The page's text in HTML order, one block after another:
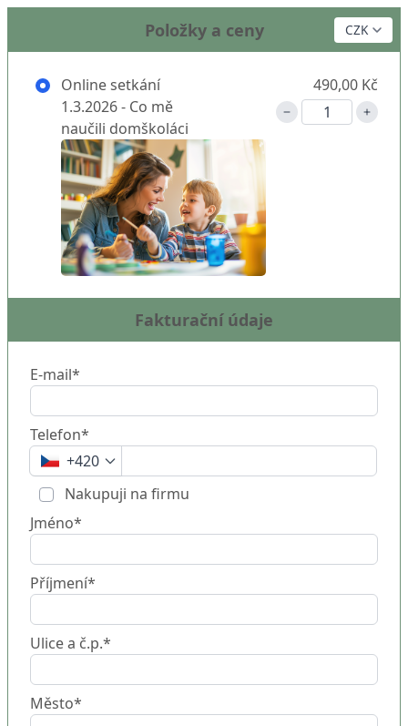
Položky a ceny
Online setkání
1.3.2026 - Co mě
naučili domškoláci
490,00 Kč
Fakturační údaje
E-mail*
Telefon*
+420
Nakupuji na firmu
Jméno*
Příjmení*
Ulice a č.p.*
Město*